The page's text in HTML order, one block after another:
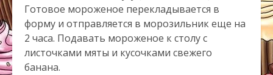
Готовое мороженое перекладывается в
форму и отправляется в морозильник еще на
2 часа. Подавать мороженое к столу с
листочками мяты и кусочками свежего
банана.